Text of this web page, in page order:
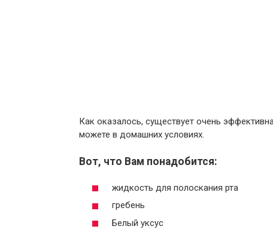
Как оказалось, существует очень
можете в домашних условиях.
Вот, что Вам понадобится:
жидкость для полоскания рта
гребень
Белый уксус